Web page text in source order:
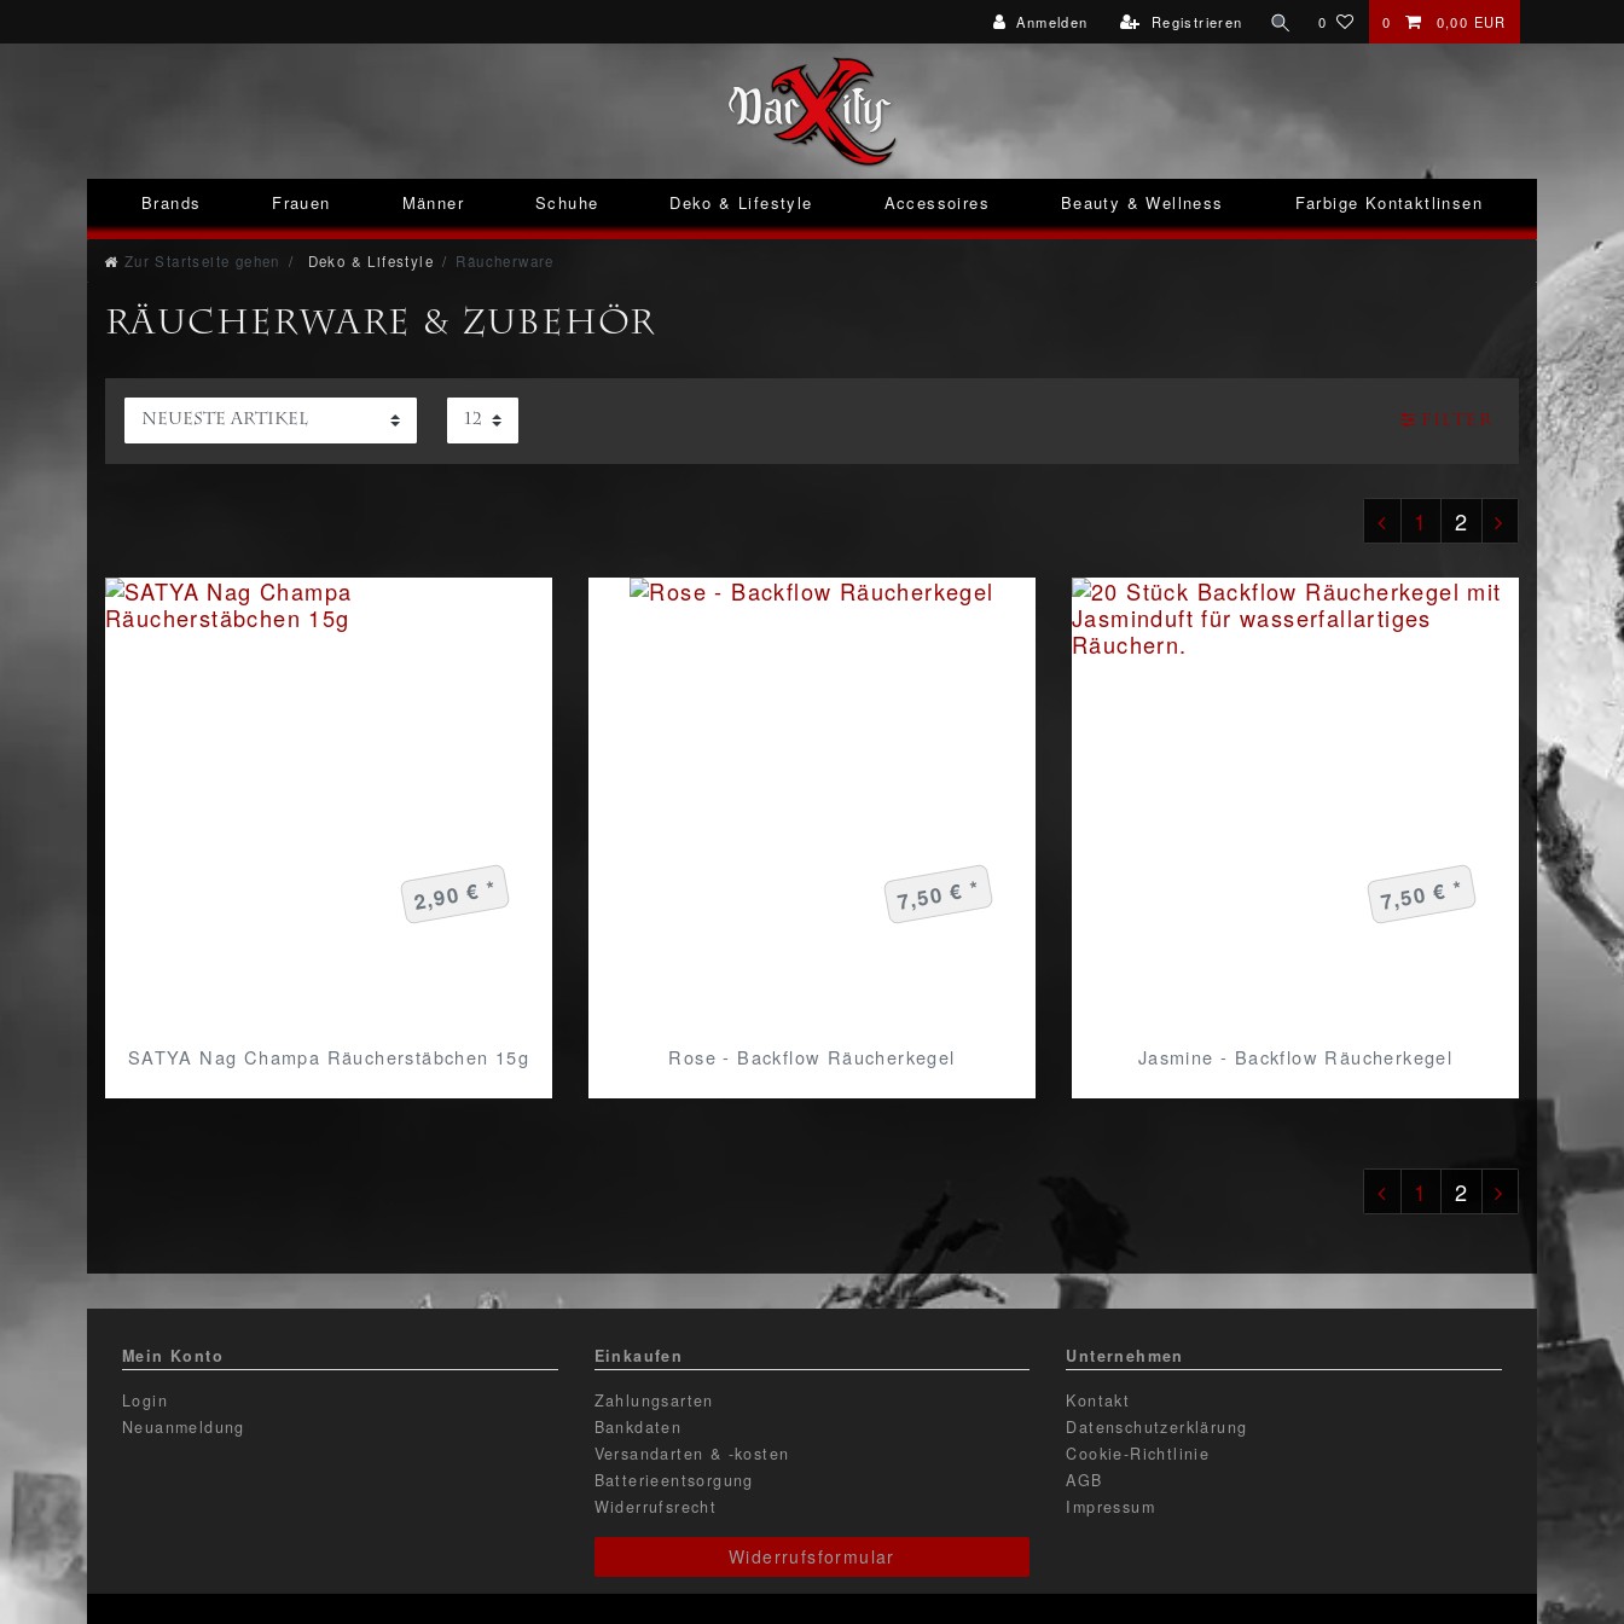
Anmelden Registrieren 0 0 0,00 EUR
Brands Frauen Männer Schuhe Deko & Lifestyle Accessoires Beauty & Wellness Farbige Kontaktlinsen
Zur Startseite gehen Deko & Lifestyle Räucherware
Räucherware & Zubehör
Filter
1 2
SATYA Nag Champa Räucherstäbchen 15g
2,90 € *
Rose - Backflow Räucherkegel
7,50 € *
Jasmine - Backflow Räucherkegel
7,50 € *
1 2
Mein Konto
Login
Neuanmeldung
Einkaufen
Zahlungsarten
Bankdaten
Versandarten & -kosten
Batterieentsorgung
Widerrufsrecht
Widerrufsformular
Unternehmen
Kontakt
Datenschutzerklärung
Cookie-Richtlinie
AGB
Impressum